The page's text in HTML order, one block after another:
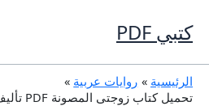
إلى
المحتوى
كتبي PDF
الرئيسية
روايات عربية
تحميل كتاب زوجتى المصونة PDF تأليف أحمد خالد كامل مجانا